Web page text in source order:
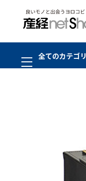
全てのカテゴリ